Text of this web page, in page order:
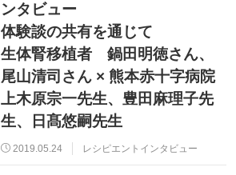
ンタビュー
体験談の共有を通じて
生体腎移植者 鍋田明徳さん、
尾山清司さん × 熊本赤十字病院
上木原宗一先生、豊田麻理子先
生、日髙悠嗣先生
2019.05.24 レシピエントインタビュー